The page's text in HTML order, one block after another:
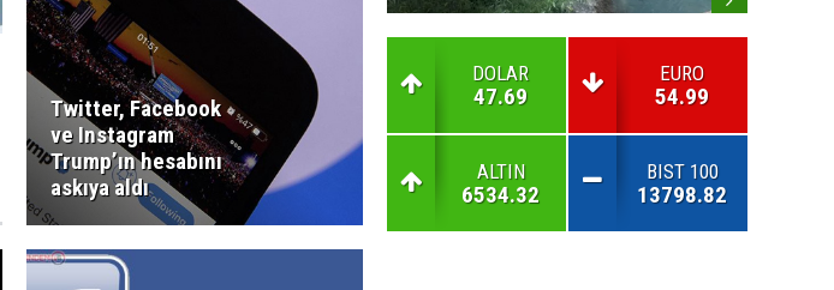
Twitter, Facebook
ve Instagram
Trump’ın hesabını
askıya aldı
DOLAR
47.69
EURO
54.99
ALTIN
6534.32
BIST 100
13798.82